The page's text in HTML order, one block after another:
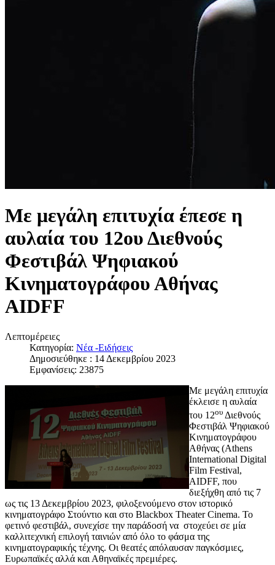
Με μεγάλη επιτυχία έπεσε η
αυλαία του 12ου Διεθνούς
Φεστιβάλ Ψηφιακού
Κινηματογράφου Αθήνας
AIDFF
Λεπτομέρειες
Κατηγορία: Νέα -Ειδήσεις
Δημοσιεύθηκε : 14 Δεκεμβρίου 2023
Εμφανίσεις: 23875
Με μεγάλη επιτυχία
έκλεισε η αυλαία
του 12ου Διεθνούς
Φεστιβάλ Ψηφιακού
Κινηματογράφου
Αθήνας (Athens
International Digital
Film Festival,
AIDFF, που
διεξήχθη από τις 7
ως τις 13 Δεκεμβρίου 2023, φιλοξενούμενο στον ιστορικό
κινηματογράφο Στούντιο και στο Blackbox Theater Cinema. Το
φετινό φεστιβάλ, συνεχίσε την παράδοσή να στοχεύει σε μία
καλλιτεχνική επιλογή ταινιών από όλο το φάσμα της
κινηματογραφικής τέχνης. Οι θεατές απόλαυσαν παγκόσμιες,
Ευρωπαϊκές αλλά και Αθηναϊκές πρεμιέρες.